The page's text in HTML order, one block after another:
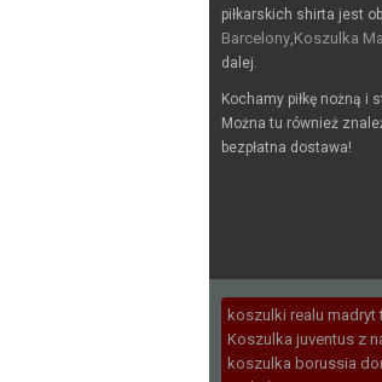
piłkarskich shirta jest
Barcelony,Koszulka
dalej.
Kochamy piłkę nożną
Można tu również
bezpłatna dostawa!
koszulki realu madryt
Koszulka juventus z
koszulka borussia